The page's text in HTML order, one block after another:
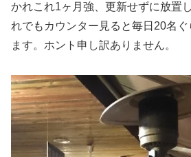
かれこれ1ヶ月強、更新せずに放置
れでもカウンター見ると毎日20名
ます。ホント申し訳ありません。